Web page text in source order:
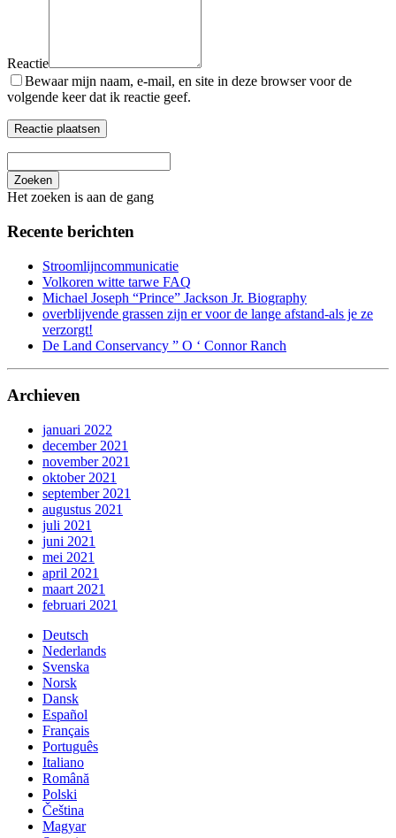
Reactie
Bewaar mijn naam, e-mail, en site in deze browser voor de
volgende keer dat ik reactie geef.
Zoeken
Het zoeken is aan de gang
Recente berichten
Stroomlijncommunicatie
Volkoren witte tarwe FAQ
Michael Joseph “Prince” Jackson Jr. Biography
overblijvende grassen zijn er voor de lange afstand-als je ze
verzorgt!
De Land Conservancy ” O ‘ Connor Ranch
Archieven
januari 2022
december 2021
november 2021
oktober 2021
september 2021
augustus 2021
juli 2021
juni 2021
mei 2021
april 2021
maart 2021
februari 2021
Deutsch
Nederlands
Svenska
Norsk
Dansk
Español
Français
Português
Italiano
Română
Polski
Čeština
Magyar